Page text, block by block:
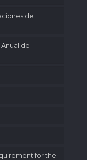
de
de
for the